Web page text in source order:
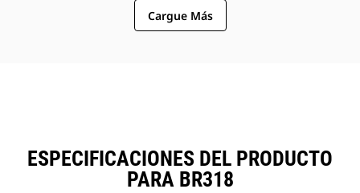
Cargue Más
ESPECIFICACIONES DEL PRODUCTO
PARA BR318